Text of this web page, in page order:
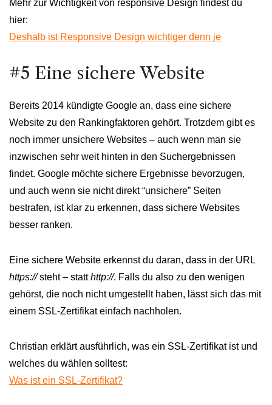
Mehr zur Wichtigkeit von responsive Design findest du
hier:
Deshalb ist Responsive Design wichtiger denn je
#5 Eine sichere Website
Bereits 2014 kündigte Google an, dass eine sichere
Website zu den Rankingfaktoren gehört. Trotzdem gibt es
noch immer unsichere Websites – auch wenn man sie
inzwischen sehr weit hinten in den Suchergebnissen
findet. Google möchte sichere Ergebnisse bevorzugen,
und auch wenn sie nicht direkt “unsichere” Seiten
bestrafen, ist klar zu erkennen, dass sichere Websites
besser ranken.
Eine sichere Website erkennst du daran, dass in der URL
https://steht – statthttp://. Falls du also zu den wenigen
gehörst, die noch nicht umgestellt haben, lässt sich das mit
einem SSL-Zertifikat einfach nachholen.
Christian erklärt ausführlich, was ein SSL-Zertifikat ist und
welches du wählen solltest:
Was ist ein SSL-Zertifikat?